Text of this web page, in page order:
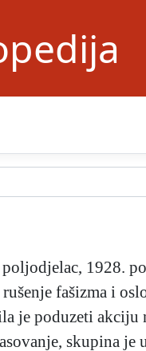
1928.
fašizma i
je poduzeti akciju
skupina je